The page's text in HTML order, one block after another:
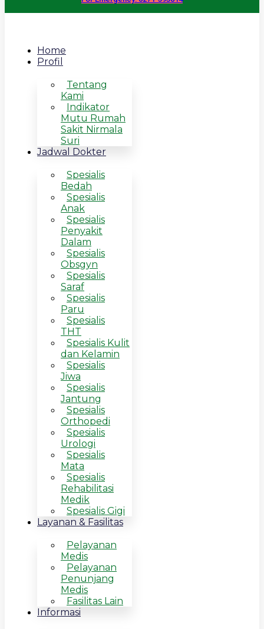
Home
Profil
Tentang
Kami
Indikator
Mutu Rumah
Sakit Nirmala
Suri
Jadwal Dokter
Spesialis
Bedah
Spesialis
Anak
Spesialis
Penyakit
Dalam
Spesialis
Obsgyn
Spesialis
Saraf
Spesialis
Paru
Spesialis
THT
Spesialis Kulit
dan Kelamin
Spesialis
Jiwa
Spesialis
Jantung
Spesialis
Orthopedi
Spesialis
Urologi
Spesialis
Mata
Spesialis
Rehabilitasi
Medik
Spesialis Gigi
Layanan & Fasilitas
Pelayanan
Medis
Pelayanan
Penunjang
Medis
Fasilitas Lain
Informasi